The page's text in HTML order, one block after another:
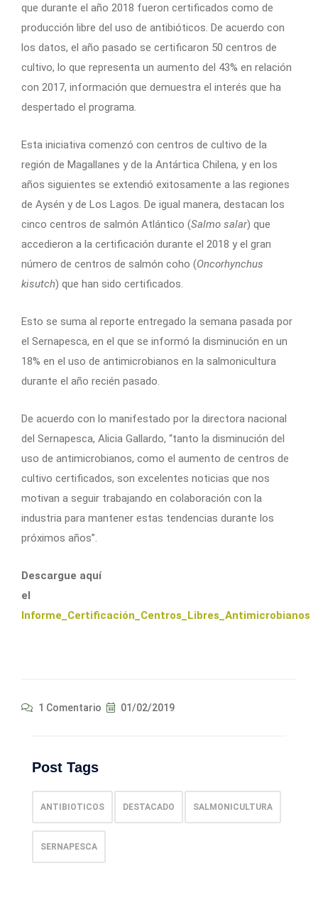
que durante el año 2018 fueron certificados como de
producción libre del uso de antibióticos. De acuerdo con
los datos, el año pasado se certificaron 50 centros de
cultivo, lo que representa un aumento del 43% en relación
con 2017, información que demuestra el interés que ha
despertado el programa.
Esta iniciativa comenzó con centros de cultivo de la
región de Magallanes y de la Antártica Chilena, y en los
años siguientes se extendió exitosamente a las regiones
de Aysén y de Los Lagos. De igual manera, destacan los
cinco centros de salmón Atlántico (Salmo salar) que
accedieron a la certificación durante el 2018 y el gran
número de centros de salmón coho (Oncorhynchus
kisutch) que han sido certificados.
Esto se suma al reporte entregado la semana pasada por
el Sernapesca, en el que se informó la disminución en un
18% en el uso de antimicrobianos en la salmonicultura
durante el año recién pasado.
De acuerdo con lo manifestado por la directora nacional
del Sernapesca, Alicia Gallardo, “tanto la disminución del
uso de antimicrobianos, como el aumento de centros de
cultivo certificados, son excelentes noticias que nos
motivan a seguir trabajando en colaboración con la
industria para mantener estas tendencias durante los
próximos años”.
Descargue aquí
el
Informe_Certificación_Centros_Libres_Antimicrobianos
1 Comentario 01/02/2019
Post Tags
ANTIBIOTICOS DESTACADO SALMONICULTURA
SERNAPESCA